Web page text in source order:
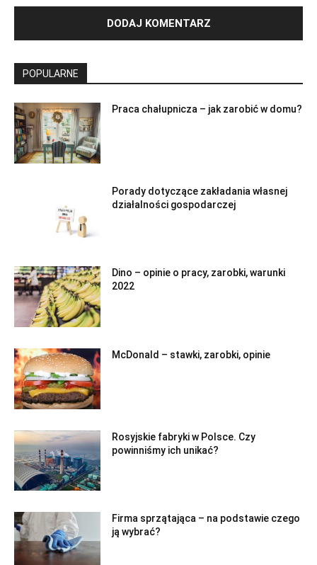
POPULARNE
Praca chałupnicza – jak zarobić w domu?
Porady dotyczące zakładania własnej
działalności gospodarczej
Dino – opinie o pracy, zarobki, warunki
2022
McDonald – stawki, zarobki, opinie
Rosyjskie fabryki w Polsce. Czy
powinniśmy ich unikać?
Firma sprzątająca – na podstawie czego
ją wybrać?